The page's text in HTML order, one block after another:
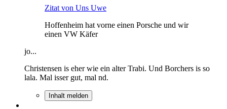
Zitat von Uns Uwe
Hoffenheim hat vorne einen Porsche und wir
einen VW Käfer
jo...
Christensen is eher wie ein alter Trabi. Und Borchers is so
lala. Mal isser gut, mal nd.
Inhalt melden